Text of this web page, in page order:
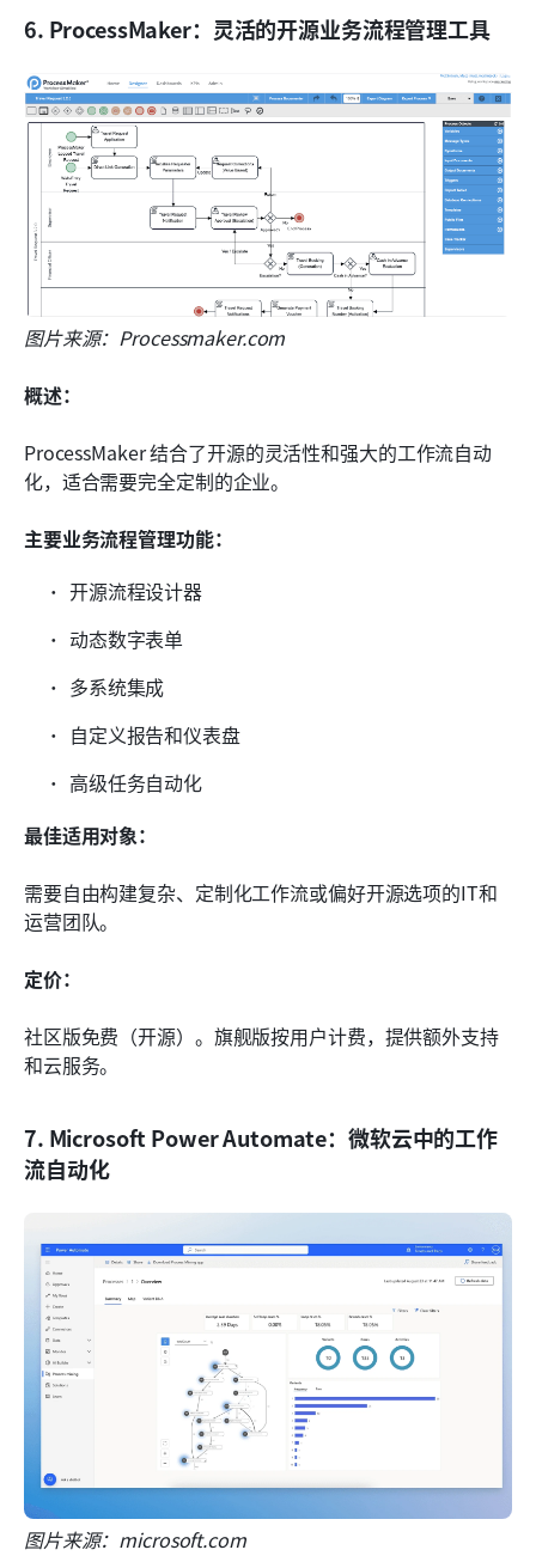
6. ProcessMaker：灵活的开源业务流程管理工具
图片来源：Processmaker.com
概述：
ProcessMaker 结合了开源的灵活性和强大的工作流自动
化，适合需要完全定制的企业。
主要业务流程管理功能：
开源流程设计器
动态数字表单
多系统集成
自定义报告和仪表盘
高级任务自动化
最佳适用对象：
需要自由构建复杂、定制化工作流或偏好开源选项的IT和
运营团队。
定价：
社区版免费（开源）。旗舰版按用户计费，提供额外支持
和云服务。
7. Microsoft Power Automate：微软云中的工作
流自动化
图片来源：microsoft.com